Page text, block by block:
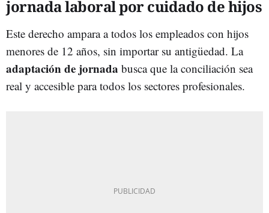
jornada laboral por cuidado de hijos
Este derecho ampara a todos los empleados con hijos
menores de 12 años, sin importar su antigüedad. La
adaptación de jornada busca que la conciliación sea
real y accesible para todos los sectores profesionales.